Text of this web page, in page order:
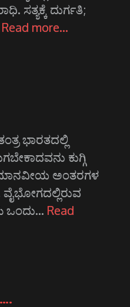
ಸತ್ಯಕ್ಕೆ ದುರ್ಗತಿ;
Read more…
ಭಾರತದಲ್ಲಿ
ಕುಗ್ಗಿ
ಅಂತರಗಳ
ವೈಭೋಗದಲ್ಲಿರುವ
ಒಂದು… Read